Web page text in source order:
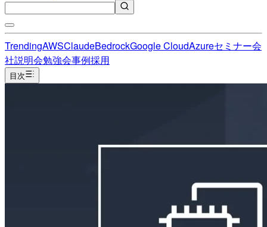
TrendingAWSClaudeBedrockGoogle CloudAzureセミナー会
社説明会勉強会事例採用
目次